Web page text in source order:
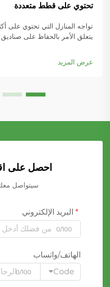
تحتوي على قطط متعددة
تواجه المنازل التي تحتوي على
يتعلق الأمر بالحفاظ على
الرماد المناسبة التي يمكنها
أداء استثنائي...
عرض المزيد
احصل على
سيتواصل معك
البريد الإلكتروني
0/100
الهاتف/واتساب
Code
0/100